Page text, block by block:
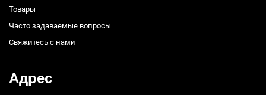
Товары
Часто задаваемые вопросы
Свяжитесь с нами
Адрес